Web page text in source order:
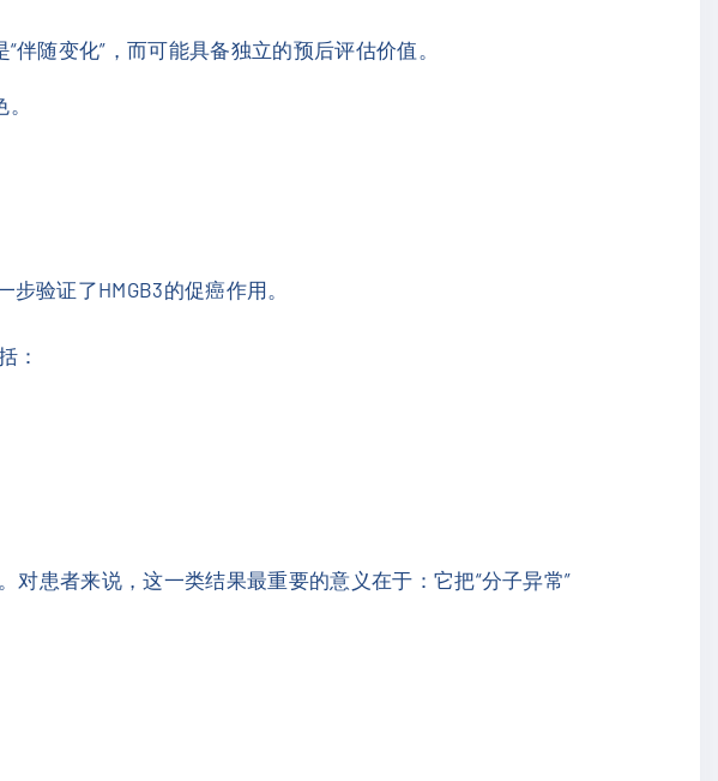
随变化”，而可能具备独立的预后评估价值。
验证了HMGB3的促癌作用。
：
患者来说，这一类结果最重要的意义在于：它把“分子异常”